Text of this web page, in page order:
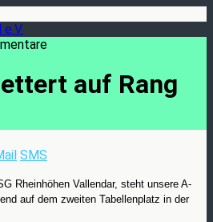
auf Rang
SMS
Rheinhöhen Vallendar, steht unsere A-
auf dem zweiten Tabellenplatz in der